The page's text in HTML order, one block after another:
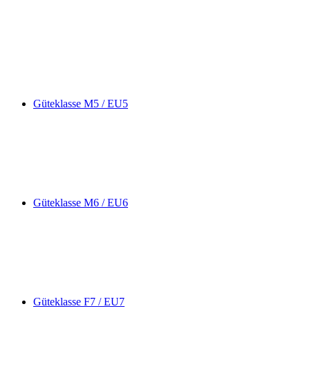
Güteklasse M5 / EU5
Güteklasse M6 / EU6
Güteklasse F7 / EU7